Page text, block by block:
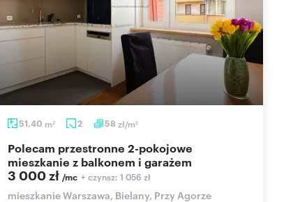
51,40 m2 2 58 zł/m2
Polecam przestronne 2-pokojowe
mieszkanie z balkonem i garażem
3 000 zł /mc + czynsz: 1 056 zł
mieszkanie Warszawa, Bielany, Przy Agorze